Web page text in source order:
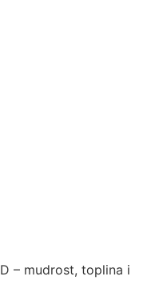
– mudrost, toplina i